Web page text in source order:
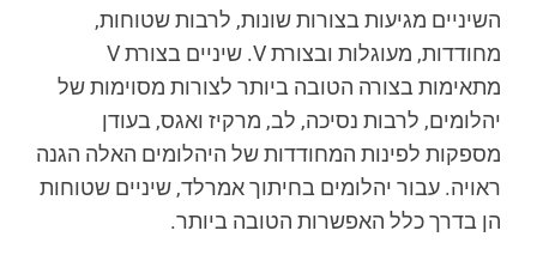
השיניים מגיעות בצורות שונות, לרבות שטוחות,
מחודדות, מעוגלות ובצורת V. שיניים בצורת V
מתאימות בצורה הטובה ביותר לצורות מסוימות של
יהלומים, לרבות נסיכה, לב, מרקיז ואגס, בעודן
מספקות לפינות המחודדות של היהלומים האלה הגנה
ראויה. עבור יהלומים בחיתוך אמרלד, שיניים שטוחות
הן בדרך כלל האפשרות הטובה ביותר.